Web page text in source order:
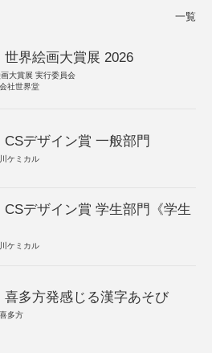
一覧
世界絵画大賞展 2026
大賞展 実行委員会
社世界堂
CSデザイン賞 一般部門
ケミカル
CSデザイン賞 学生部門《学生
ケミカル
喜多方発感じる漢字あそび
多方